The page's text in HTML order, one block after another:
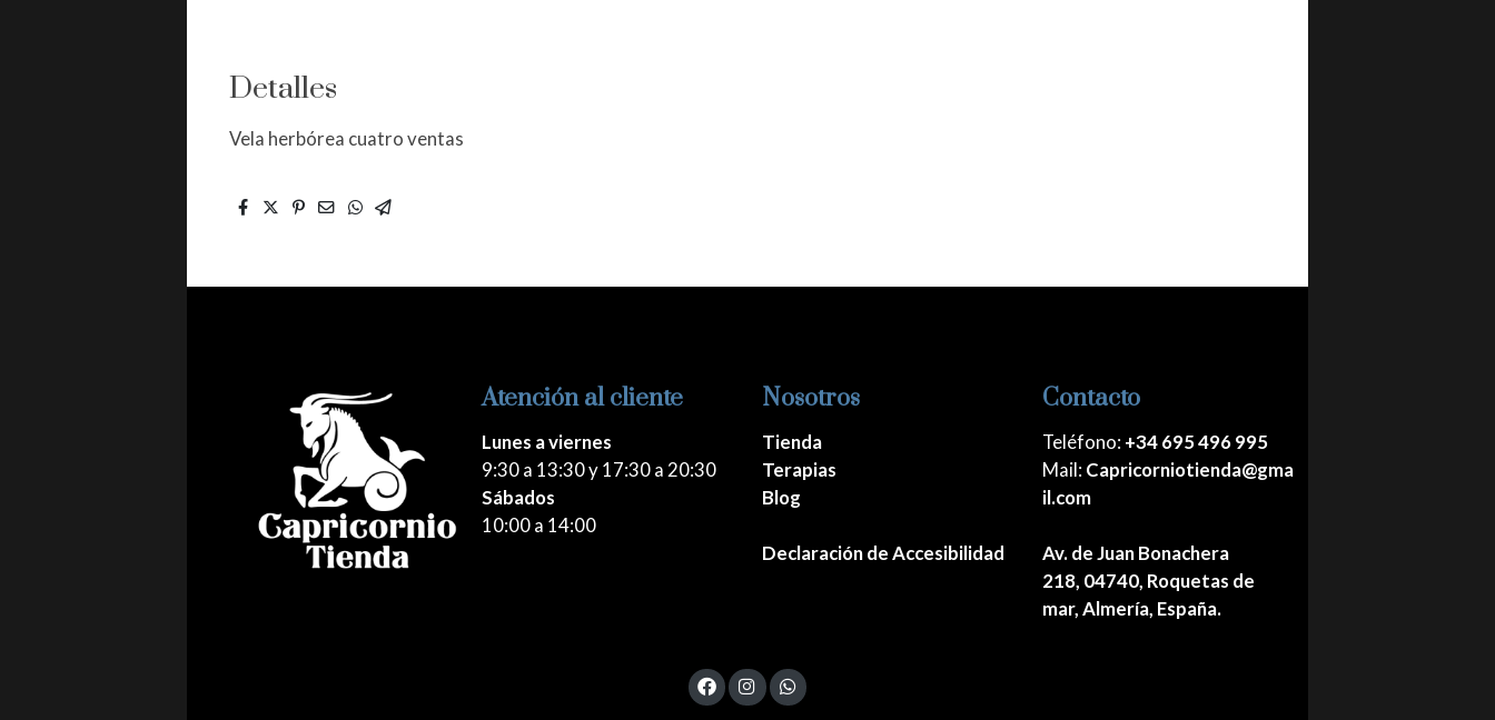
Detalles
Vela herbórea cuatro ventas
Atención al cliente
Lunes a viernes
9:30 a 13:30 y 17:30 a 20:30
Sábados
10:00 a 14:00
Nosotros
Tienda
Terapias
Blog
Declaración de Accesibilidad
Contacto
Teléfono: +34 695 496 995
Mail: Capricorniotienda@gma
il.com
Av. de Juan Bonachera
218, 04740, Roquetas de
mar, Almería, España.